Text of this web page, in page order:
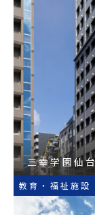
三幸学園仙
教育・福祉施設